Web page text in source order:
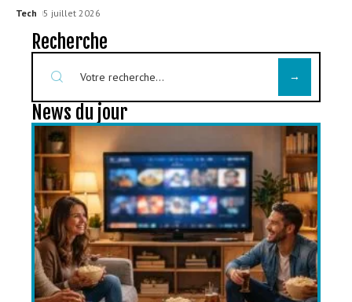
Tech 5 juillet 2026
Recherche
News du jour